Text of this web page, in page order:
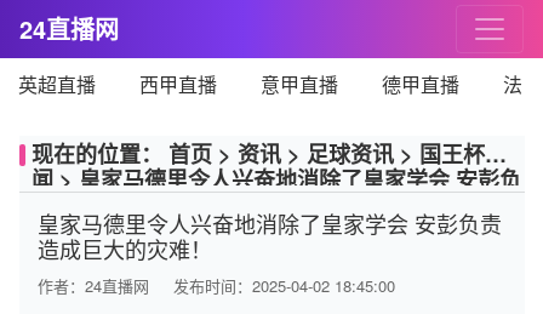
24直播网
英超直播 西甲直播 意甲直播 德甲直播 法
现在的位置： 首页 > 资讯 > 足球资讯 > 国王杯新
闻 > 皇家马德里令人兴奋地消除了皇家学会 安彭负
皇家马德里令人兴奋地消除了皇家学会 安彭负责
造成巨大的灾难！
作者： 24直播网 发布时间：2025-04-02 18:45:00